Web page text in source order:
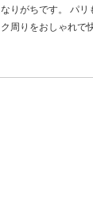
りがちです。 パ
周りをおしゃれで